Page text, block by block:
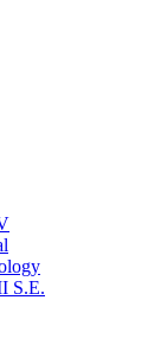
S.E.